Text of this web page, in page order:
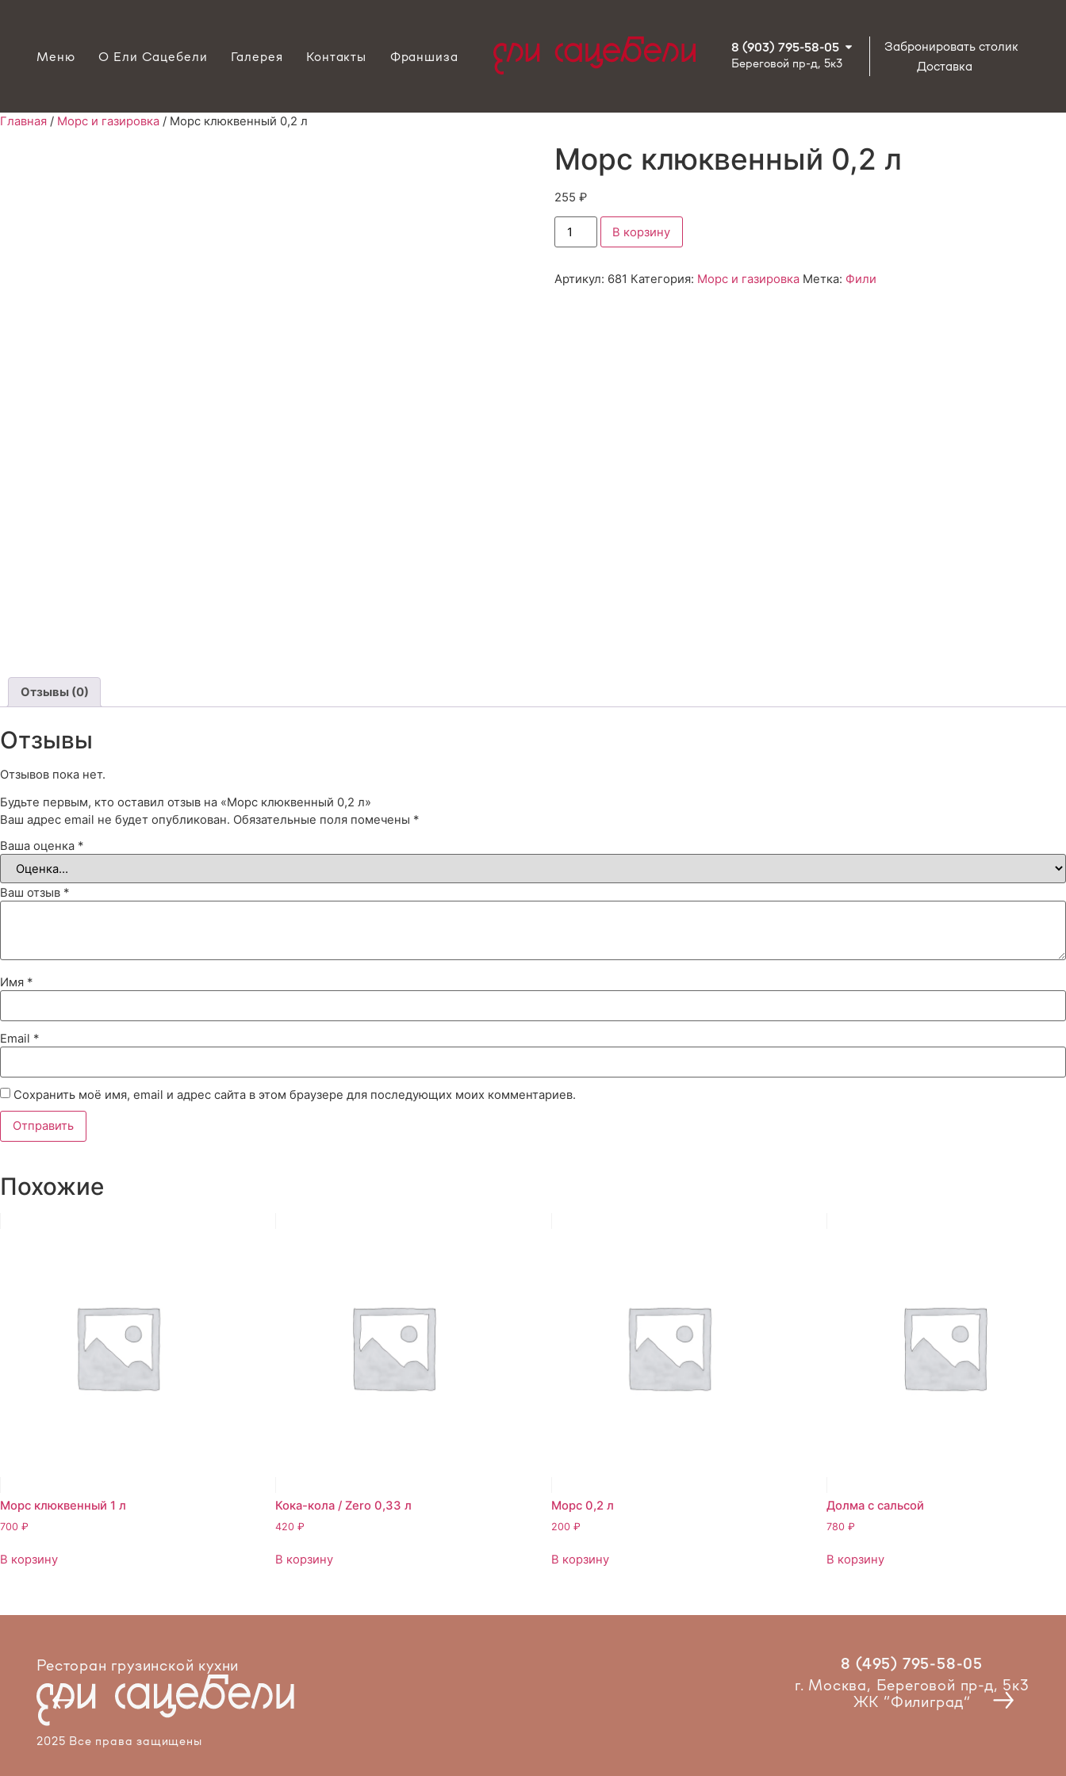
Меню О Ели Сацебели Галерея Контакты Франшиза
8 (903) 795-58-05
Береговой пр-д, 5к3
Забронировать столик
Доставка
Главная / Морс и газировка / Морс клюквенный 0,2 л
Морс клюквенный 0,2 л
255 ₽
В корзину
Артикул: 681 Категория: Морс и газировка Метка: Фили
Отзывы (0)
Отзывы
Отзывов пока нет.
Будьте первым, кто оставил отзыв на «Морс клюквенный 0,2 л»
Ваш адрес email не будет опубликован. Обязательные поля помечены *
Ваша оценка *
Ваш отзыв *
Имя *
Email *
Сохранить моё имя, email и адрес сайта в этом браузере для последующих моих комментариев.
Похожие
Морс клюквенный 1 л
700 ₽
В корзину
Кока-кола / Zero 0,33 л
420₽
В корзину
Морс 0,2 л
200 ₽
В корзину
Долма с сальсой
780₽
В корзину
Ресторан грузинской кухни
2025 Все права защищены
8 (495) 795-58-05
г. Москва, Береговой пр-д, 5к3
ЖК “Филиград”